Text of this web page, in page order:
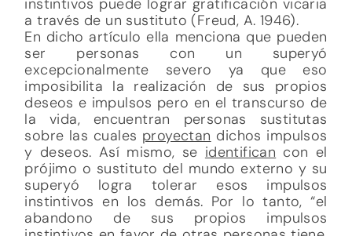
instintivos puede lograr gratificación vicaria
a través de un sustituto (Freud, A. 1946).
En dicho artículo ella menciona que pueden
ser personas con un superyó
excepcionalmente severo ya que eso
imposibilita la realización de sus propios
deseos e impulsos pero en el transcurso de
la vida, encuentran personas sustitutas
sobre las cuales proyectan dichos impulsos
y deseos. Así mismo, se identifican con el
prójimo o sustituto del mundo externo y su
superyó logra tolerar esos impulsos
instintivos en los demás. Por lo tanto, “el
abandono de sus propios impulsos